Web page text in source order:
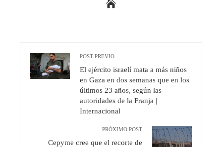
POST PREVIO
El ejército israelí mata a más niños
en Gaza en dos semanas que en los
últimos 23 años, según las
autoridades de la Franja |
Internacional
PRÓXIMO POST
Cepyme cree que el recorte de